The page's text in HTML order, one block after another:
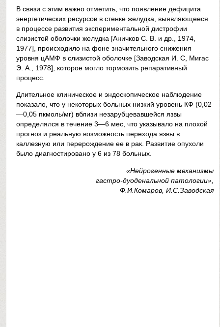
В связи с этим важно отметить, что появление дефицита
энергетических ресурсов в стенке желудка, выявляющееся
в процессе развития экспериментальной дистрофии
слизистой оболочки желудка [Аничков С. В. и др., 1974,
1977], происходило на фоне значительного снижения
уровня цАМФ в слизистой оболочке [Заводская И. С, Мигас
Э. А., 1978], которое могло тормозить репаративный
процесс.
Длительное клиническое и эндоскопическое наблюдение
показало, что у некоторых больных низкий уровень КФ (0,02
—0,05 пкмоль/мг) вблизи незарубцевавшейся язвы
определялся в течение 3—6 мес, что указывало на плохой
прогноз и реальную возможность перехода язвы в
каллезную или перерождение ее в рак. Развитие опухоли
было диагностировано у 6 из 78 больных.
«Нейрогенные механизмы
гастро-дуоденальной патологии»,
Ф.И.Комаров, И.С.Заводская